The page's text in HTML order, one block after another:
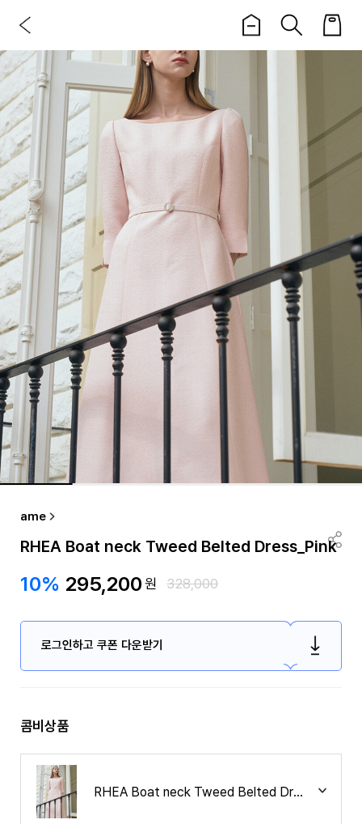
ame
RHEA Boat neck Tweed Belted Dress_Pink
10% 295,200원 328,000
로그인하고 쿠폰 다운받기
콤비상품
RHEA Boat neck Tweed Belted Dress_Pink